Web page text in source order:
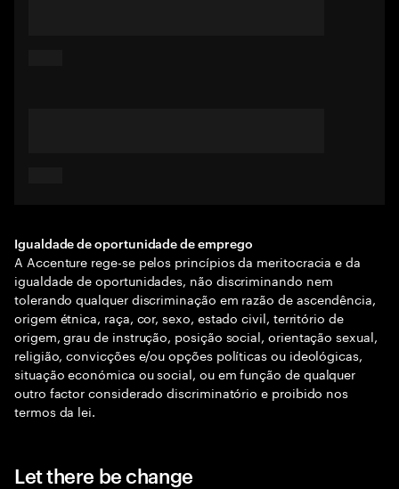
Igualdade de oportunidade de emprego
A Accenture rege-se pelos princípios da meritocracia e da
igualdade de oportunidades, não discriminando nem
tolerando qualquer discriminação em razão de ascendência,
origem étnica, raça, cor, sexo, estado civil, território de
origem, grau de instrução, posição social, orientação sexual,
religião, convicções e/ou opções políticas ou ideológicas,
situação económica ou social, ou em função de qualquer
outro factor considerado discriminatório e proibido nos
termos da lei.
Let there be change